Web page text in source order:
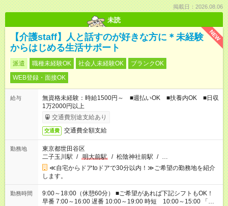
掲載日：2026.08.06
未読
NEW
【介護staff】人と話すのが好きな方に＊未経験
からはじめる生活サポート
派遣 職種未経験OK 社会人未経験OK
ブランクOK
WEB登録・面接OK
給与
無資格未経験：時給1500円～ ■週払いOK ■扶養内OK ■日収
1万2000円以上
交通費別途支給あり
交通費 交通費全額支給
勤務地
東京都世田谷区
二子玉川駅 / 明大前駅 / 松陰神社前駅 / …
≪自宅からドアtoドアで30分以内！≫ご希望の勤務地を紹介
します。
勤務時間
9:00～18:00（休憩60分） ■ご希望があれば下記シフトもOK！
早番 7:00～16:00 遅番 10:00～19:00 時短 10:00～15:00 「家